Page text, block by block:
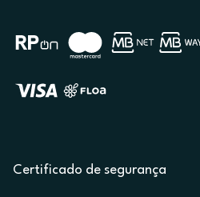
Certificado de segurança